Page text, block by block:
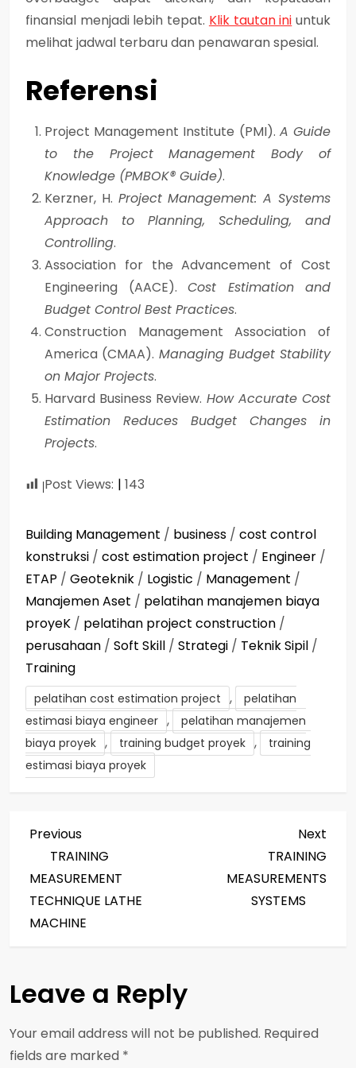
finansial menjadi lebih tepat. Klik tautan ini untuk
melihat jadwal terbaru dan penawaran spesial.
Referensi
Project Management Institute (PMI). A Guide
to the Project Management Body of
Knowledge (PMBOK® Guide).
Kerzner, H. Project Management: A Systems
Approach to Planning, Scheduling, and
Controlling.
Association for the Advancement of Cost
Engineering (AACE). Cost Estimation and
Budget Control Best Practices.
Construction Management Association of
America (CMAA). Managing Budget Stability
on Major Projects.
Harvard Business Review. How Accurate Cost
Estimation Reduces Budget Changes in
Projects.
Post Views: 143
Building Management / business / cost control
konstruksi / cost estimation project / Engineer /
ETAP / Geoteknik / Logistic / Management /
Manajemen Aset / pelatihan manajemen biaya
proyeK / pelatihan project construction /
perusahaan / Soft Skill / Strategi / Teknik Sipil /
Training
pelatihan cost estimation project ,
pelatihan
estimasi biaya engineer ,
pelatihan manajemen
biaya proyek , training budget proyek ,
training
estimasi biaya proyek
P
o
s
n
a
v
Previous
Post
Previous
TRAINING
MEASUREMENT
TECHNIQUE LATHE
MACHINE
Next
TRAINING
MEASUREMENTS
SYSTEMS
Leave a Reply
Your email address will not be published. Required
fields are marked *